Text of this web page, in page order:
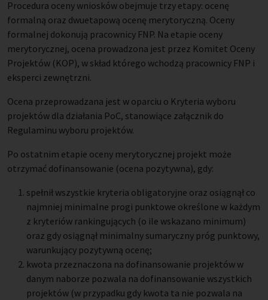
Procedura oceny wniosków obejmuje trzy etapy: ocenę
formalną oraz dwuetapową ocenę merytoryczną. Oceny
formalnej dokonują pracownicy FNP. Na etapie oceny
merytorycznej, ocena prowadzona jest przez Komitet Oceny
Projektów (KOP), w skład którego wchodzą pracownicy FNP i
eksperci zewnętrzni.
Ocena przeprowadzana jest w oparciu o Kryteria wyboru
projektów dla działania PoC, stanowiące załącznik do
Regulaminu wyboru projektów.
Po ostatnim etapie oceny merytorycznej projekt może
otrzymać dofinansowanie (ocena pozytywna), gdy:
spełnił wszystkie kryteria obligatoryjne oraz osiągnął co
najmniej minimalne progi punktowe określone w każdym
z kryteriów rankingujących (o ile wskazano minimum)
oraz gdy osiągnął minimalny sumaryczny próg punktowy,
warunkujący pozytywną ocenę;
kwota przeznaczona na dofinansowanie projektów w
danym naborze pozwala na dofinansowanie wszystkich
projektów (w przypadku gdy kwota ta nie pozwala na